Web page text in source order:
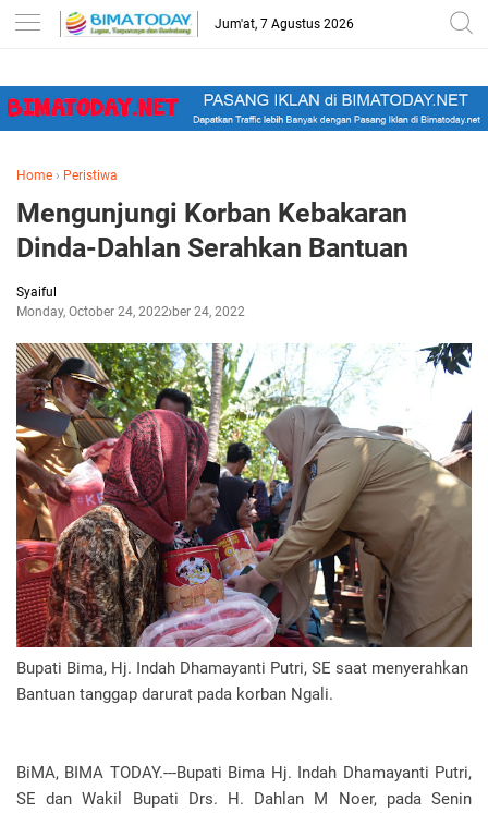
-->
Jum'at, 7 Agustus 2026
Home › Peristiwa
Mengunjungi Korban Kebakaran
Dinda-Dahlan Serahkan Bantuan
Syaiful
Monday, October 24, 2022October 24, 2022
Bupati Bima, Hj. Indah Dhamayanti Putri, SE saat menyerahkan
Bantuan tanggap darurat pada korban Ngali.
BiMA, BIMA TODAY.---Bupati Bima Hj. Indah Dhamayanti Putri,
SE dan Wakil Bupati Drs. H. Dahlan M Noer, pada Senin